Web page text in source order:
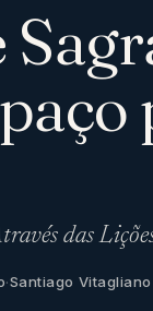
das
·Santiago Vitagliano